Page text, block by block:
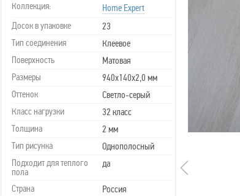
Коллекция:
Home Expert
Досок в упаковке
23
Тип соединения
Клеевое
Поверхность
Матовая
Размеры
940х140х2,0 мм
Оттенок
Светло-серый
Класс нагрузки
32 класс
Толщина
2 мм
Тип рисунка
Однополосный
Подходит для теплого
пола
да
Страна Россия